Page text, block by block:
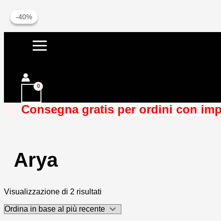
contenuto
Consegna gratis per ordini con
Arya
Visualizzazione di 2 risultati
base
-30%
-40%